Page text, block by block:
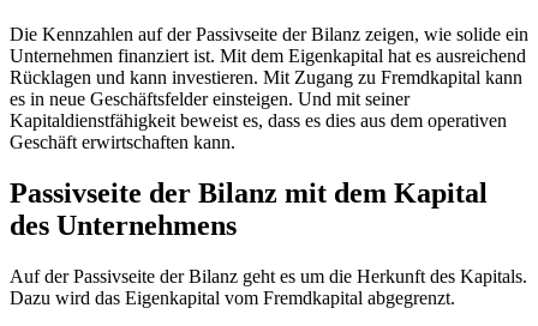
Die Kennzahlen auf der Passivseite der Bilanz zeigen, wie solide ein
Unternehmen finanziert ist. Mit dem Eigenkapital hat es ausreichend
Rücklagen und kann investieren. Mit Zugang zu Fremdkapital kann
es in neue Geschäftsfelder einsteigen. Und mit seiner
Kapitaldienstfähigkeit beweist es, dass es dies aus dem operativen
Geschäft erwirtschaften kann.
Passivseite der Bilanz mit dem Kapital
des Unternehmens
Auf der Passivseite der Bilanz geht es um die Herkunft des Kapitals.
Dazu wird das Eigenkapital vom Fremdkapital abgegrenzt.